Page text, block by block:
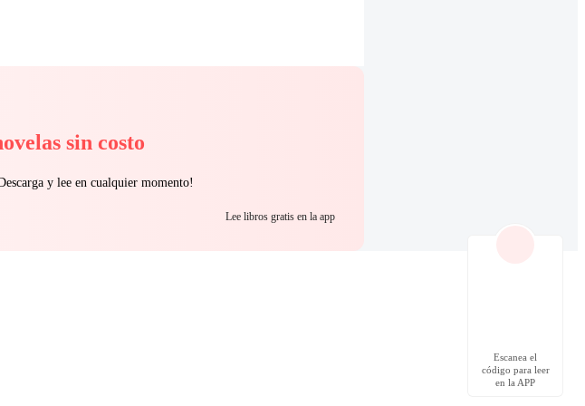
sin costo
y lee en cualquier momento!
Lee libros gratis en la app
Escanea el
código para leer
en la APP